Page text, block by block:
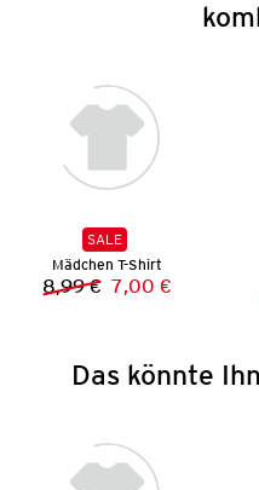
SALE
Mädchen T-Shirt
Vorheriger Preis:
8,99 € Neuer Preis:
7,00 €
Das könnte